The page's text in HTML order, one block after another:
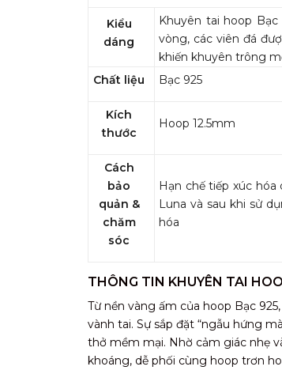
Kiểu
dáng
Khuyên tai hoop
vòng, các viên đá
khiến khuyên trông
Chất liệu
Bạc 925
Kích
thước
Hoop 12.5mm
Cách
bảo
quản &
chăm
sóc
Hạn chế tiếp xúc
Luna và sau khi sử
hóa
THÔNG TIN KHUYÊN TAI
Từ nền vàng ấm của hoop Bạc
vành tai. Sự sắp đặt “ngẫu hứng
thở mềm mại. Nhờ cảm giác nhẹ
khoáng, dễ phối cùng hoop trơn